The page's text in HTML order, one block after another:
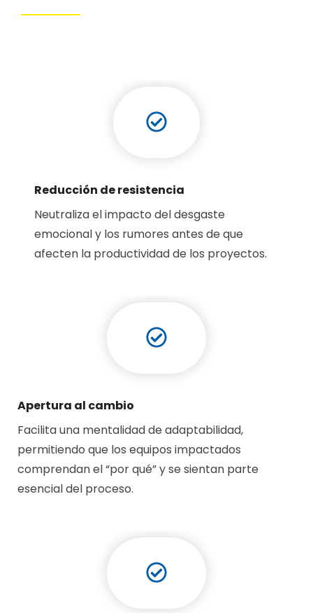
Reducción de resistencia
Neutraliza el impacto del desgaste
emocional y los rumores antes de que
afecten la productividad de los proyectos.
Apertura al cambio
Facilita una mentalidad de adaptabilidad,
permitiendo que los equipos impactados
comprendan el “por qué” y se sientan parte
esencial del proceso.